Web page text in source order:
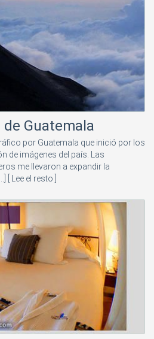
Guatemala
por Guatemala que inició por los
de imágenes del país. Las
me llevaron a expandir la
[ Lee el resto ]